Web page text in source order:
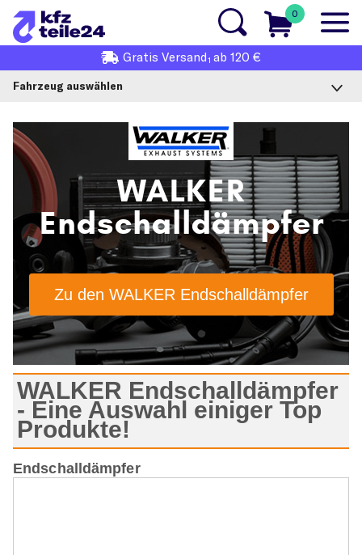
0
Gratis Versand1 ab 120 €
Fahrzeug auswählen
WALKER
Endschalldämpfer
Zu den WALKER Endschalldämpfer
WALKER Endschalldämpfer
- Eine Auswahl einiger Top
Produkte!
Endschalldämpfer